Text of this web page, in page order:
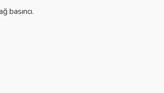
basıncı.